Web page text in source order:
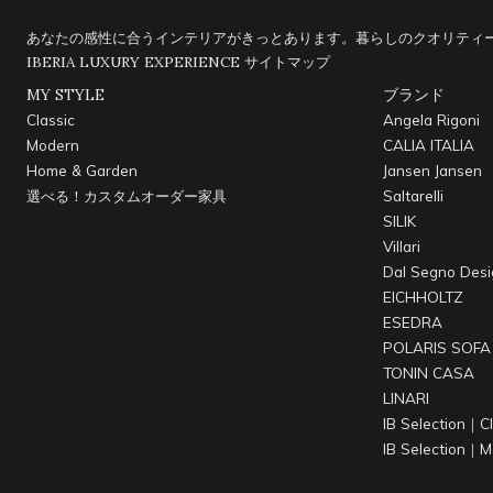
あなたの感性に合うインテリアがきっとあります。暮らしのクオリティ
IBERIA LUXURY EXPERIENCE サイトマップ
MY STYLE
Classic
Modern
Home & Garden
選べる！カスタムオーダー家具
ブランド
Angela Rigoni
CALIA ITALIA
Jansen Jansen
Saltarelli
SILIK
Villari
Dal Segno
EICHHOLTZ
ESEDRA
POLARIS
TONIN CASA
LINARI
IB Selection｜
IB Selection｜